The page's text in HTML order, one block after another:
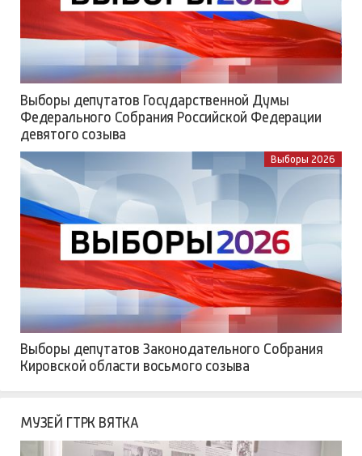
Выборы депутатов Государственной Думы
Федерального Собрания Российской Федерации
девятого созыва
Выборы 2026
Выборы депутатов Законодательного Собрания
Кировской области восьмого созыва
МУЗЕЙ ГТРК ВЯТКА